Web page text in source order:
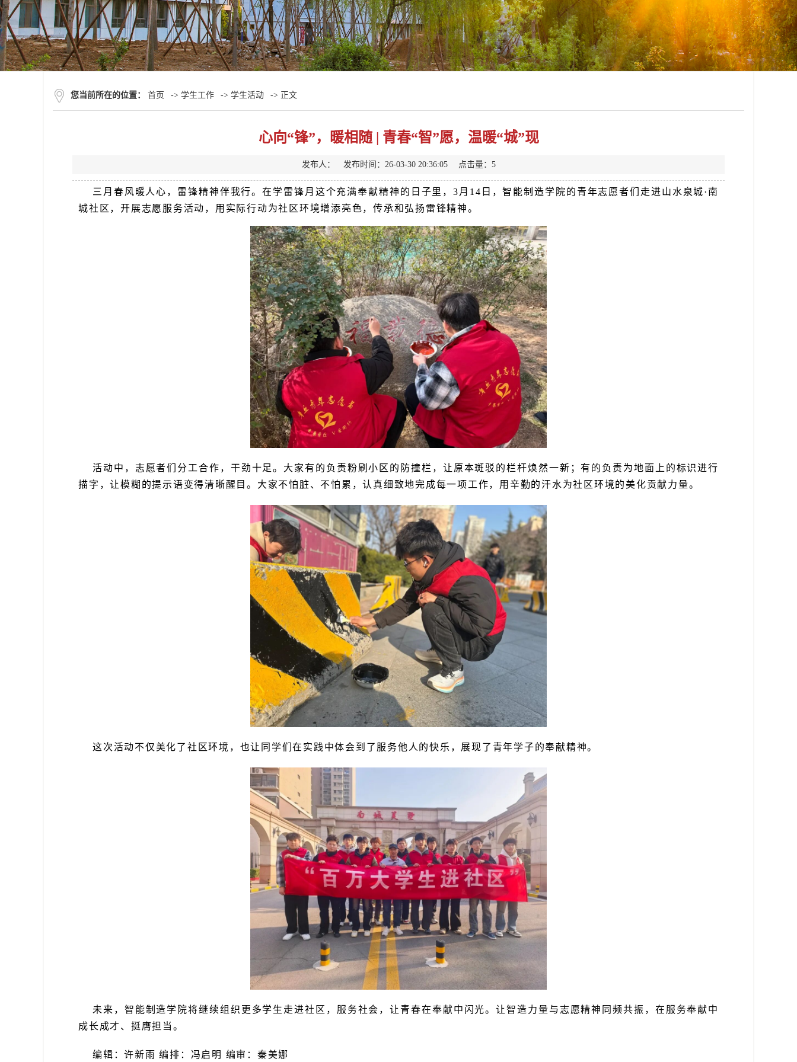
您当前所在的位置： 首页 -> 学生工作 -> 学生活动 -> 正文
心向“锋”，暖相随 | 青春“智”愿，温暖“城”现
发布人： 发布时间：26-03-30 20:36:05 点击量： 5
三月春风暖人心，雷锋精神伴我行。在学雷锋月这个充满奉献精神的日子里，3月14日，智能制造学院的青年志愿者们走进山水泉城·南
城社区，开展志愿服务活动，用实际行动为社区环境增添亮色，传承和弘扬雷锋精神。
活动中，志愿者们分工合作，干劲十足。大家有的负责粉刷小区的防撞栏，让原本斑驳的栏杆焕然一新；有的负责为地面上的标识进行
描字，让模糊的提示语变得清晰醒目。大家不怕脏、不怕累，认真细致地完成每一项工作，用辛勤的汗水为社区环境的美化贡献力量。
这次活动不仅美化了社区环境，也让同学们在实践中体会到了服务他人的快乐，展现了青年学子的奉献精神。
未来，智能制造学院将继续组织更多学生走进社区，服务社会，让青春在奉献中闪光。让智造力量与志愿精神同频共振，在服务奉献中
成长成才、挺膺担当。
编辑：许新雨 编排：冯启明 编审：秦美娜